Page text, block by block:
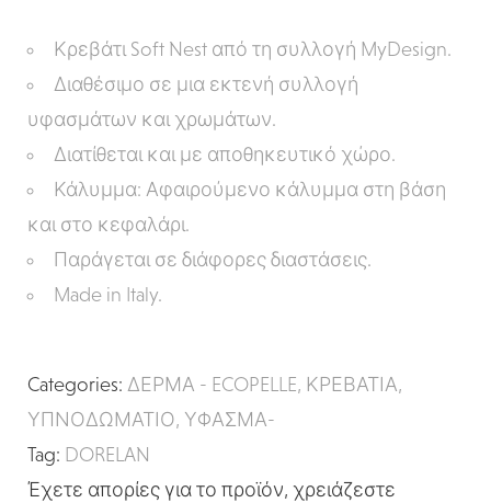
Κρεβάτι Soft Nest από τη συλλογή MyDesign.
Διαθέσιμο σε μια εκτενή συλλογή
υφασμάτων και χρωμάτων.
Διατίθεται και με αποθηκευτικό χώρο.
Κάλυμμα: Αφαιρούμενο κάλυμμα στη βάση
και στο κεφαλάρι.
Παράγεται σε διάφορες διαστάσεις.
Made in Italy.
Categories: ΔΕΡΜΑ - ECOPELLE, ΚΡΕΒΑΤΙΑ,
ΥΠΝΟΔΩΜΑΤΙΟ, ΥΦΑΣΜΑ-
Tag: DORELAN
Έχετε απορίες για το προϊόν, χρειάζεστε